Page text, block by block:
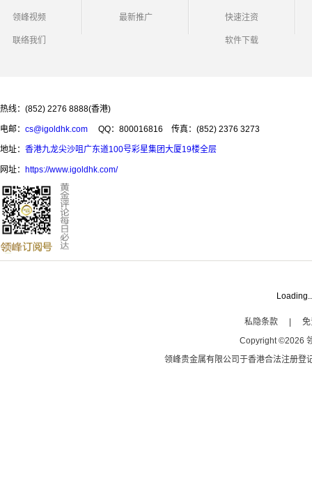
领峰视频
联络我们
最新推广 快速注资
软件下载
热线：(852) 2276 8888(香港)
电邮： cs@igoldhk.com QQ：800016816 传真：(852) 2376 3273
地址： 香港九龙尖沙咀广东道100号彩星集团大厦19楼全层
网址： https://www.igoldhk.com/
私隐条款
Copyright©2026
领峰贵金属有限公司于香港合法注册登